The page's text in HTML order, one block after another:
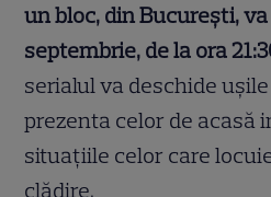
un bloc, din București,
septembrie, de la ora
serialul va deschide
prezenta celor de acasă
situațiile celor care
clădire.